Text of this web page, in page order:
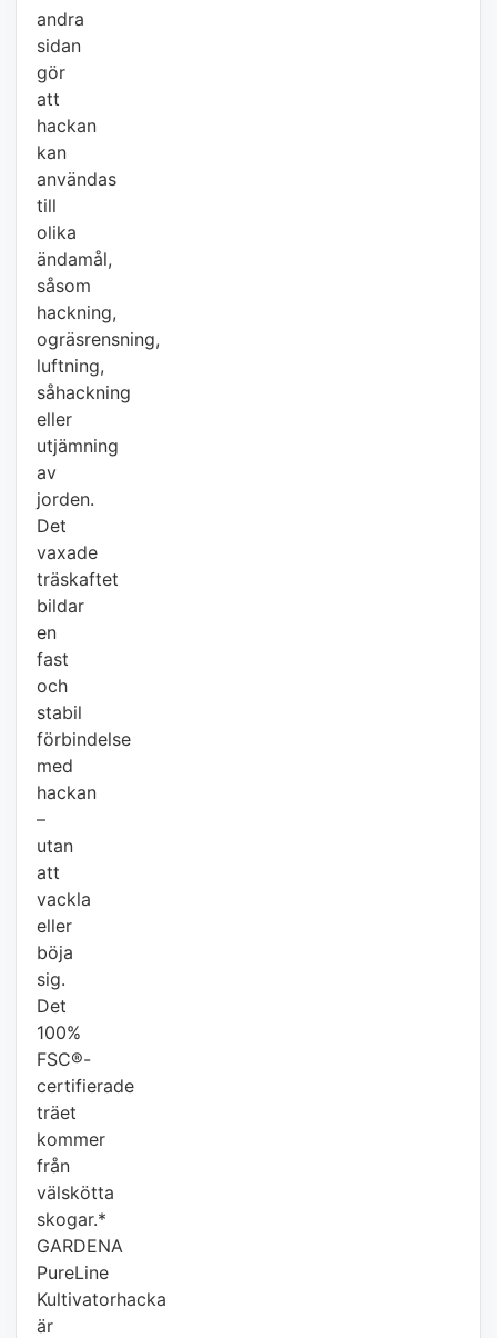
andra
sidan
gör
att
hackan
kan
användas
till
olika
ändamål,
såsom
hackning,
ogräsrensning,
luftning,
såhackning
eller
utjämning
av
jorden.
Det
vaxade
träskaftet
bildar
en
fast
och
stabil
förbindelse
med
hackan
–
utan
att
vackla
eller
böja
sig.
Det
100%
FSC®-
certifierade
träet
kommer
från
välskötta
skogar.*
GARDENA
PureLine
Kultivatorhacka
är